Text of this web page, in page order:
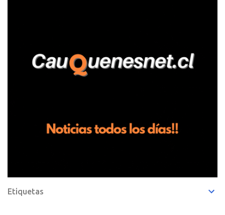
trabajadores, el edil descendió del vehículo y, en medio de la
confrontación, la habría tomado de los hombros, empujado al
suelo y agredido con golpes de pies y manos, mientr...
Etiquetas